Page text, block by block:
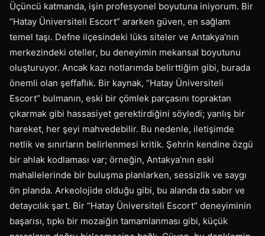
Üçüncü katmanda, işin profesyonel boyutuna iniyorum. Bir
“Hatay Üniversiteli Escort” ararken güven, en sağlam
temel taşı. Defne ilçesindeki lüks siteler ve Antakya’nın
merkezindeki oteller, bu deneyimin mekansal boyutunu
oluşturuyor. Ancak kazı notlarımda belirttiğim gibi, burada
önemli olan şeffaflık. Bir kaynak, “Hatay Üniversiteli
Escort” bulmanın, eski bir çömlek parçasını topraktan
çıkarmak gibi hassasiyet gerektirdiğini söyledi; yanlış bir
hareket, her şeyi mahvedebilir. Bu nedenle, iletişimde
netlik ve sınırların belirlenmesi kritik. Şehrin kendine özgü
bir ahlak kodlaması var; örneğin, Antakya’nın eski
mahallelerinde bir buluşma planlarken, sessizlik ve saygı
ön planda. Arkeolojide olduğu gibi, bu alanda da sabır ve
detaycılık şart. Bir “Hatay Üniversiteli Escort” deneyiminin
başarısı, tıpkı bir mozaiğin tamamlanması gibi, küçük